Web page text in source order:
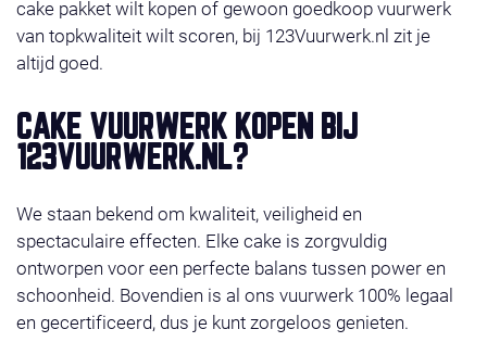
cake pakket wilt kopen of gewoon goedkoop vuurwerk
van topkwaliteit wilt scoren, bij 123Vuurwerk.nl zit je
altijd goed.
CAKE VUURWERK KOPEN BIJ
123VUURWERK.NL?
We staan bekend om kwaliteit, veiligheid en
spectaculaire effecten. Elke cake is zorgvuldig
ontworpen voor een perfecte balans tussen power en
schoonheid. Bovendien is al ons vuurwerk 100% legaal
en gecertificeerd, dus je kunt zorgeloos genieten.